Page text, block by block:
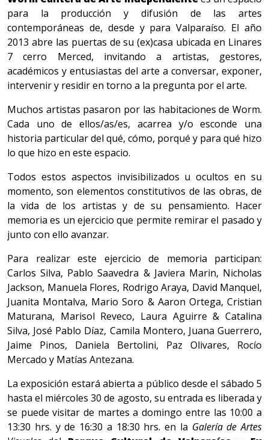
para la producción y difusión de las artes
contemporáneas de, desde y para Valparaíso. El año
2013 abre las puertas de su (ex)casa ubicada en Linares
7 cerro Merced, invitando a artistas, gestores,
académicos y entusiastas del arte a conversar, exponer,
intervenir y residir en torno a la pregunta por el arte.
Muchos artistas pasaron por las habitaciones de Worm.
Cada uno de ellos/as/es, acarrea y/o esconde una
historia particular del qué, cómo, porqué y para qué hizo
lo que hizo en este espacio.
Todos estos aspectos invisibilizados u ocultos en su
momento, son elementos constitutivos de las obras, de
la vida de los artistas y de su pensamiento. Hacer
memoria es un ejercicio que permite remirar el pasado y
junto con ello avanzar.
Para realizar este ejercicio de memoria participan:
Carlos Silva, Pablo Saavedra & Javiera Marin, Nicholas
Jackson, Manuela Flores, Rodrigo Araya, David Manquel,
Juanita Montalva, Mario Soro & Aaron Ortega, Cristian
Maturana, Marisol Reveco, Laura Aguirre & Catalina
Silva, José Pablo Díaz, Camila Montero, Juana Guerrero,
Jaime Pinos, Daniela Bertolini, Paz Olivares, Rocío
Mercado y Matías Antezana.
La exposición estará abierta a público desde el sábado 5
hasta el miércoles 30 de agosto, su entrada es liberada y
se puede visitar de martes a domingo entre las 10:00 a
13:30 hrs. y de 16:30 a 18:30 hrs. en la Galería de Artes